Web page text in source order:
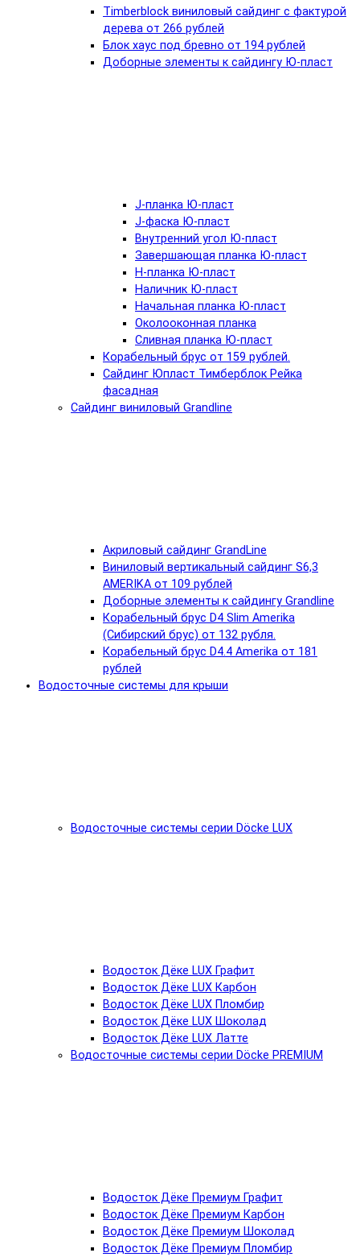
Timberblock виниловый сайдинг с фактурой
дерева от 266 рублей
Блок хаус под бревно от 194 рублей
Доборные элементы к сайдингу Ю-пласт
J-планка Ю-пласт
J-фаска Ю-пласт
Внутренний угол Ю-пласт
Завершающая планка Ю-пласт
Н-планка Ю-пласт
Наличник Ю-пласт
Начальная планка Ю-пласт
Околооконная планка
Сливная планка Ю-пласт
Корабельный брус от 159 рублей.
Сайдинг Юпласт Тимберблок Рейка
фасадная
Сайдинг виниловый Grandline
Акриловый сайдинг GrandLine
Виниловый вертикальный сайдинг S6,3
AMERIKA от 109 рублей
Доборные элементы к сайдингу Grandline
Корабельный брус D4 Slim Amerika
(Сибирский брус) от 132 рубля.
Корабельный брус D4.4 Amerika от 181
рублей
Водосточные системы для крыши
Водосточные системы серии Döcke LUX
Водосток Дёке LUX Графит
Водосток Дёке LUX Карбон
Водосток Дёке LUX Пломбир
Водосток Дёке LUX Шоколад
Водосток Дёке LUX Латте
Водосточные системы серии Döcke PREMIUM
Водосток Дёке Премиум Графит
Водосток Дёке Премиум Карбон
Водосток Дёке Премиум Шоколад
Водосток Дёке Премиум Пломбир